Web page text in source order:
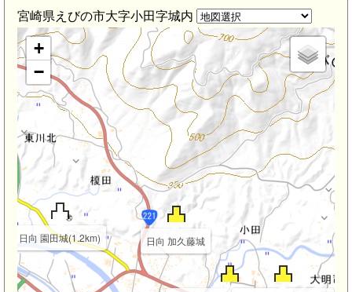
宮崎県えびの市大字小田字城内
日向 加久藤城
日向 園田城(1.2km)
+
−